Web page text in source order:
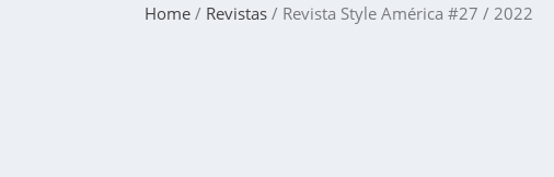
Home/ Revistas/ Revista Style América #27 / 2022